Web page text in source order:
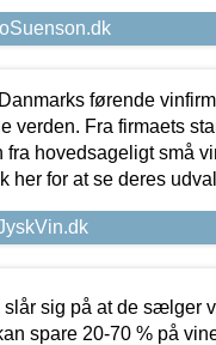
førende
verden. Fra firmaets
fra hovedsageligt små
her for at se deres
slår sig på at de sælger
spare 20-70 % på